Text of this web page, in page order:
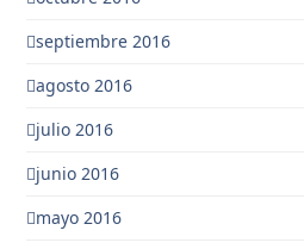
septiembre 2016
agosto 2016
julio 2016
junio 2016
mayo 2016